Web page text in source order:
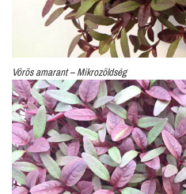
Vörös amarant – Mikrozöldség